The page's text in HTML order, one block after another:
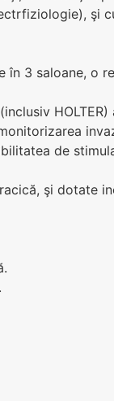
şi
3 saloane, o
de
şi dotate